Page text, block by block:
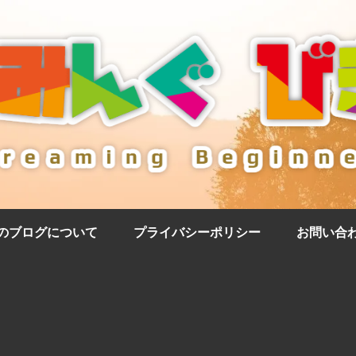
ブログについて プライバシーポリシー お問い合